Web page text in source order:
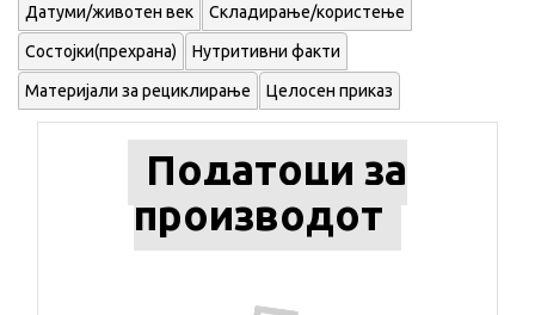
Датуми/животен век Складирање/користење
Состојки(прехрана) Нутритивни факти
Материјали за рециклирање Целосен приказ
Податоци за
производот